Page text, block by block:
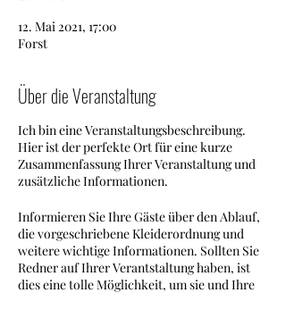
12. Mai 2021, 17:00
Forst
Über die Veranstaltung
Ich bin eine Veranstaltungsbeschreibung.
Hier ist der perfekte Ort für eine kurze
Zusammenfassung Ihrer Veranstaltung und
zusätzliche Informationen.
Informieren Sie Ihre Gäste über den Ablauf,
die vorgeschriebene Kleiderordnung und
weitere wichtige Informationen. Sollten Sie
Redner auf Ihrer Verantstaltung haben, ist
dies eine tolle Möglichkeit, um sie und Ihre